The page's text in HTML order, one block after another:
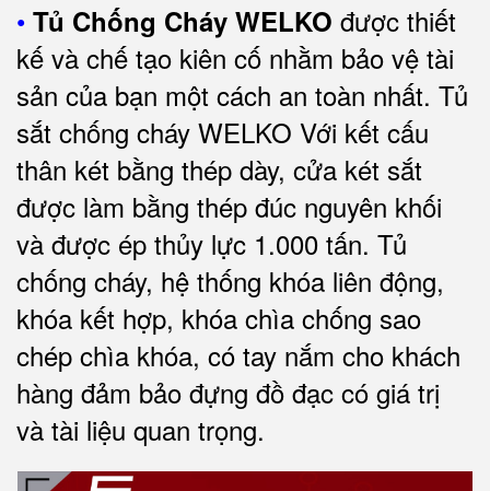
• Tủ Chống Cháy WELKO được thiết
kế và chế tạo kiên cố nhằm bảo vệ tài
sản của bạn một cách an toàn nhất. Tủ
sắt chống cháy WELKO Với kết cấu
thân két bằng thép dày, cửa két sắt
được làm bằng thép đúc nguyên khối
và được ép thủy lực 1.000 tấn. Tủ
chống cháy, hệ thống khóa liên động,
khóa kết hợp, khóa chìa chống sao
chép chìa khóa, có tay nắm cho khách
hàng đảm bảo đựng đồ đạc có giá trị
và tài liệu quan trọng.